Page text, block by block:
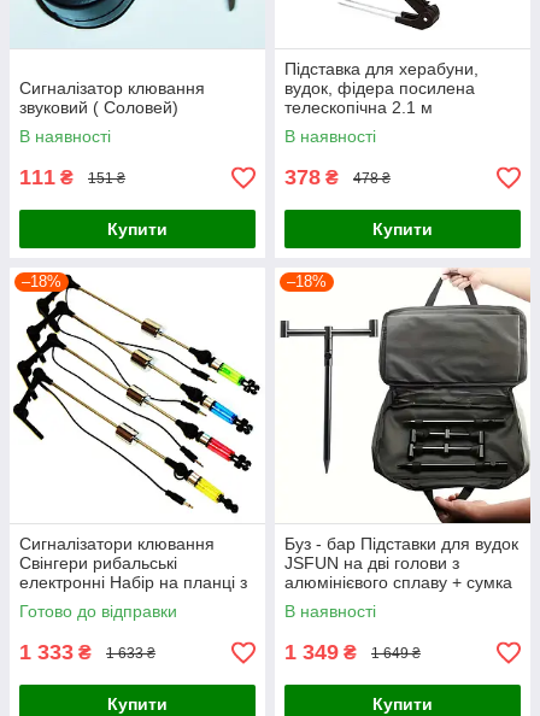
Сигналізатор клювання
звуковий ( Соловей)
В наявності
111 ₴ 151 ₴
Купити
Підставка для херабуни,
вудок, фідера посилена
телескопічна 2.1 м
В наявності
378 ₴ 478 ₴
Купити
–18%
Сигналізатори клювання
Свінгери рибальські
електронні Набір на планці з
футляром
Готово до відправки
1 333 ₴ 1 633 ₴
Купити
–18%
Буз - бар Підставки для вудок
JSFUN на дві голови з
алюмінієвого сплаву + сумка
В наявності
1 349 ₴ 1 649 ₴
Купити